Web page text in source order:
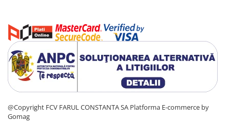
@Copyright FCV FARUL CONSTANTA SA Platforma E-commerce by
Gomag